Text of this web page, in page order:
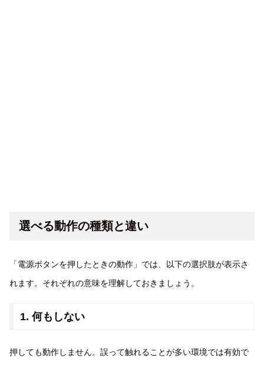
選べる動作の種類と違い
「電源ボタンを押したときの動作」では、以下の選択肢が表示さ
れます。それぞれの意味を理解しておきましょう。
1. 何もしない
押しても動作しません。誤って触れることが多い環境では有効で